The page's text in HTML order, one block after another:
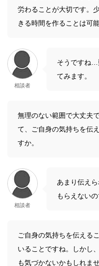
労わることが大切です。
きる時間を作ることは可
相談者
そうですね…
てみます。
無理のない範囲で大丈夫
て、ご自身の気持ちを伝
すか。
相談者
あまり伝え
もらえない
ご自身の気持ちを伝える
いることですね。しかし
も気づかないかもしれま